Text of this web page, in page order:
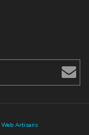
Web Artisans